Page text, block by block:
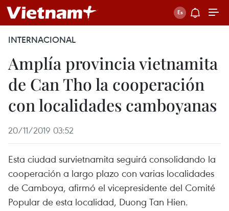
INTERNACIONAL
Amplía provincia vietnamita
de Can Tho la cooperación
con localidades camboyanas
20/11/2019 03:52
Esta ciudad survietnamita seguirá consolidando la
cooperación a largo plazo con varias localidades
de Camboya, afirmó el vicepresidente del Comité
Popular de esta localidad, Duong Tan Hien.